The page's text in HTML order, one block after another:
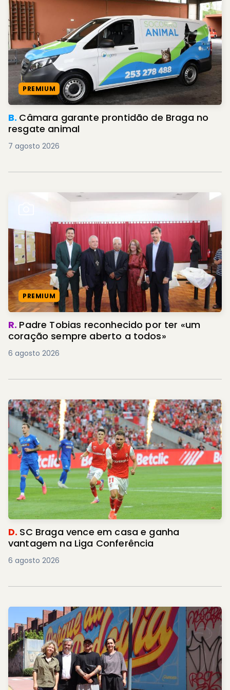
PREMIUM
B. Câmara garante prontidão de Braga no
resgate animal
7 agosto 2026
PREMIUM
R. Padre Tobias reconhecido por ter «um
coração sempre aberto a todos»
6 agosto 2026
D. SC Braga vence em casa e ganha
vantagem na Liga Conferência
6 agosto 2026